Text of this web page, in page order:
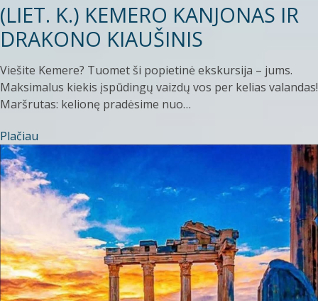
(LIET. K.) KEMERO KANJONAS IR
DRAKONO KIAUŠINIS
Viešite Kemere? Tuomet ši popietinė ekskursija – jums.
Maksimalus kiekis įspūdingų vaizdų vos per kelias valandas!
Maršrutas: kelionę pradėsime nuo…
Plačiau